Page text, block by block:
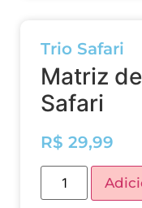
Trio Safari
Matriz
Safari
R$ 29,99